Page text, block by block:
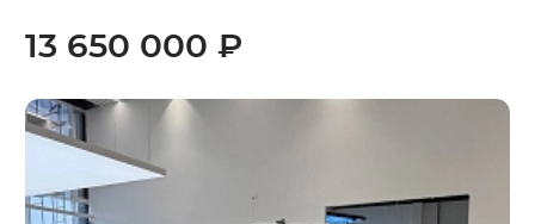
13 650 000 ₽